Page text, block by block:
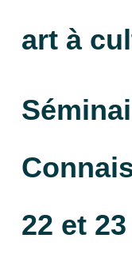
art à
22 et